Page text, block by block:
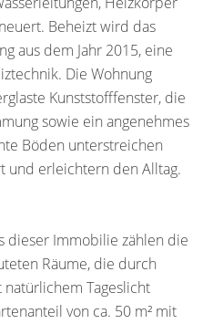
Beheizt wird das
aus dem Jahr 2015, eine
Die Wohnung
Kunststofffenster, die
sowie ein angenehmes
Böden unterstreichen
und erleichtern den Alltag.
dieser Immobilie zählen die
Räume, die durch
natürlichem Tageslicht
von ca. 50 m² mit